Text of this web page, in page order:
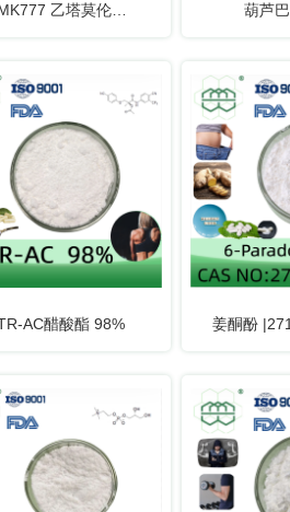
乙塔莫伦
葫芦
AC醋酸酯 98% 姜酮酚